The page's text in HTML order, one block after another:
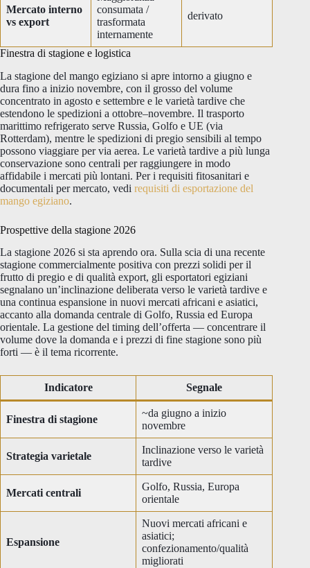
Mercato interno
vs export
consumata /
trasformata
internamente
derivato
Finestra di stagione e logistica
La stagione del mango egiziano si apre intorno a giugno e
dura fino a inizio novembre, con il grosso del volume
concentrato in agosto e settembre e le varietà tardive che
estendono le spedizioni a ottobre–novembre. Il trasporto
marittimo refrigerato serve Russia, Golfo e UE (via
Rotterdam), mentre le spedizioni di pregio sensibili al tempo
possono viaggiare per via aerea. Le varietà tardive a più lunga
conservazione sono centrali per raggiungere in modo
affidabile i mercati più lontani. Per i requisiti fitosanitari e
documentali per mercato, vedi requisiti di esportazione del
mango egiziano.
Prospettive della stagione 2026
La stagione 2026 si sta aprendo ora. Sulla scia di una recente
stagione commercialmente positiva con prezzi solidi per il
frutto di pregio e di qualità export, gli esportatori egiziani
segnalano un’inclinazione deliberata verso le varietà tardive e
una continua espansione in nuovi mercati africani e asiatici,
accanto alla domanda centrale di Golfo, Russia ed Europa
orientale. La gestione del timing dell’offerta — concentrare il
volume dove la domanda e i prezzi di fine stagione sono più
forti — è il tema ricorrente.
Indicatore Segnale
Finestra di stagione
~da giugno a inizio
novembre
Strategia varietale
Inclinazione verso le varietà
tardive
Mercati centrali
Golfo, Russia, Europa
orientale
Espansione
Nuovi mercati africani e
asiatici;
confezionamento/qualità
migliorati